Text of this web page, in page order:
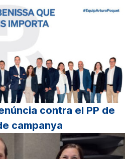
contra el PP de
campanya